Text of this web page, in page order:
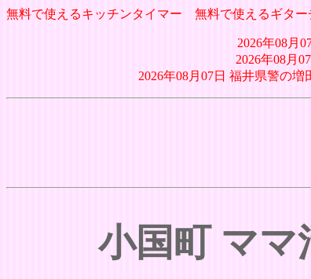
無料で使えるキッチンタイマー 無料で使えるギター
2026年08月
2026年08月
2026年08月07日 福井県警の
小国町 ママ